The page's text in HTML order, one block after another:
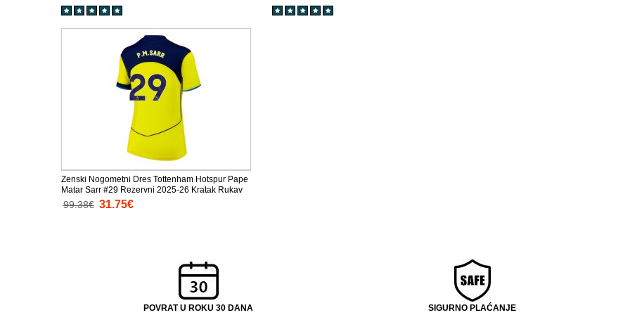
Zenski Nogometni Dres Tottenham Hotspur Pape
Matar Sarr #29 Rezervni 2025-26 Kratak Rukav
99.38€ 31.75€
POVRAT U ROKU 30 DANA SIGURNO PLAĆANJE